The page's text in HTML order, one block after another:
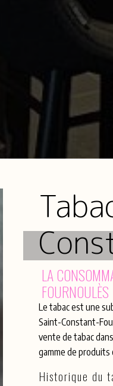
LA
FOURNOULÈS
Le tabac est une
Saint-Constant-
vente de tabac
gamme de
Historique du